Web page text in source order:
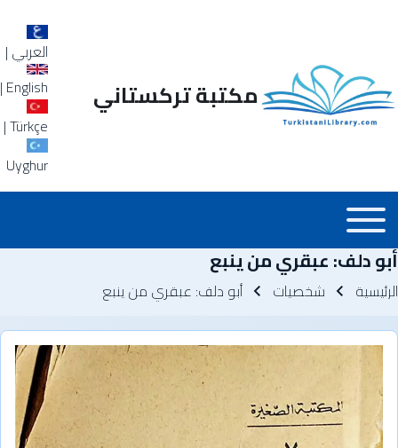
العربي |
English
|
Türkçe
|
Uyghur
مكتبة تركستاني
Main_Menu_ar
Toggle main menu
أبو دلف: عبقري من ينبع
مسار التنقل
الرئيسية شخصيات أبو دلف: عبقري من ينبع